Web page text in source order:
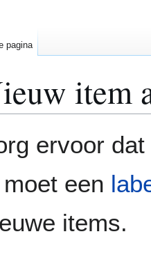
item
ervoor
een
items.
pagina